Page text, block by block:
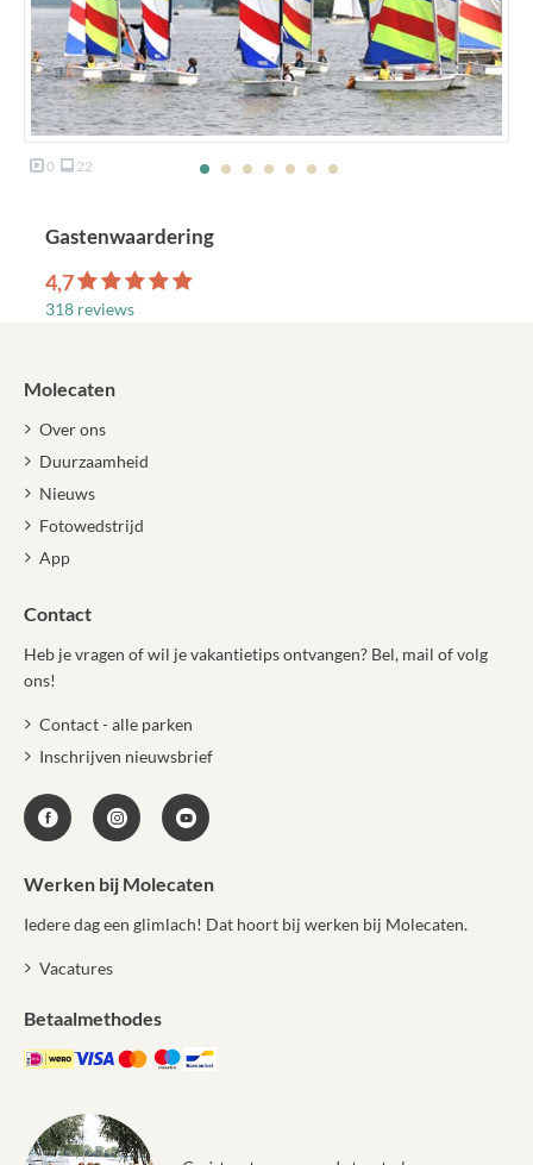
0 22
Gastenwaardering
4,7
318 reviews
Molecaten
Over ons
Duurzaamheid
Nieuws
Fotowedstrijd
App
Contact
Heb je vragen of wil je vakantietips ontvangen? Bel, mail of volg
ons!
Contact - alle parken
Inschrijven nieuwsbrief
Werken bij Molecaten
Iedere dag een glimlach! Dat hoort bij werken bij Molecaten.
Vacatures
Betaalmethodes